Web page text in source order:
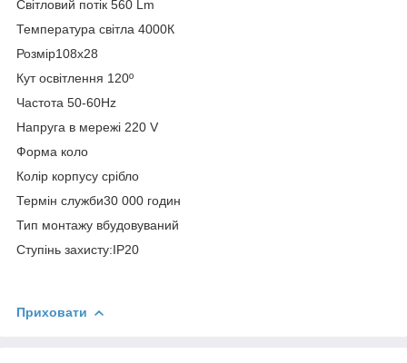
Світловий потік 560 Lm
Температура світла 4000К
Розмір108х28
Кут освітлення 120º
Частота 50-60Hz
Напруга в мережі 220 V
Форма коло
Колір корпусу срібло
Термін служби30 000 годин
Тип монтажу вбудовуваний
Ступінь захисту:IP20
Приховати